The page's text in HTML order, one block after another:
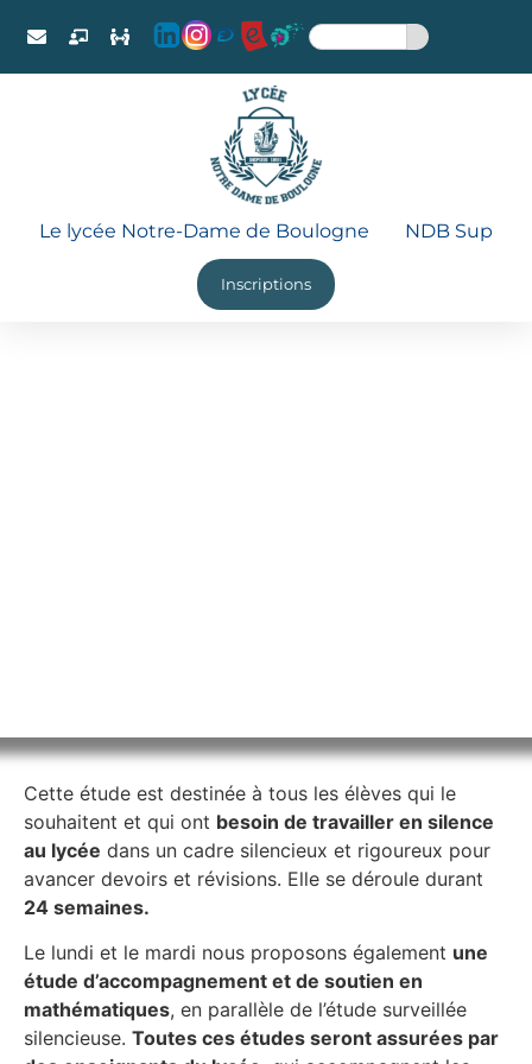
Le lycée Notre-Dame de Boulogne NDB Sup
Inscriptions
Cette étude est destinée à tous les élèves qui le
souhaitent et qui ont besoin de travailler en silence
au lycée dans un cadre silencieux et rigoureux pour
avancer devoirs et révisions. Elle se déroule durant
24 semaines.
Le lundi et le mardi nous proposons également une
étude d’accompagnement et de soutien en
mathématiques, en parallèle de l’étude surveillée
silencieuse. Toutes ces études seront assurées par